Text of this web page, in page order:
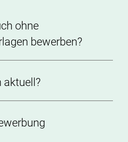
ohne
bewerben?
aktuell?